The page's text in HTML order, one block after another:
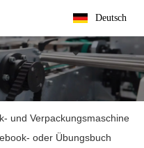
Deutsch
und Verpackungsmaschine
oder Übungsbuch